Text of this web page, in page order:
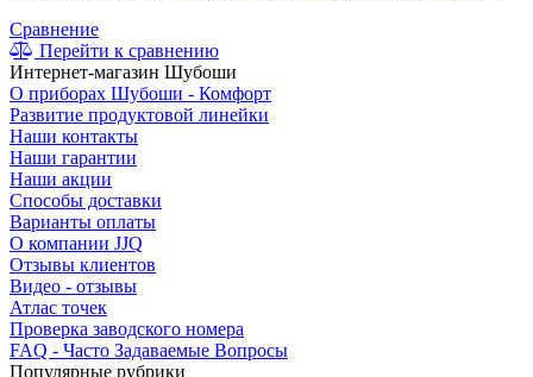
Сравнение
Перейти к сравнению
Интернет-магазин Шубоши
О приборах Шубоши - Комфорт
Развитие продуктовой линейки
Наши контакты
Наши гарантии
Наши акции
Способы доставки
Варианты оплаты
О компании JJQ
Отзывы клиентов
Видео - отзывы
Атлас точек
Проверка заводского номера
FAQ - Часто Задаваемые Вопросы
Популярные рубрики